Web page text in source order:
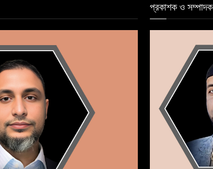
প্রকাশক ও সম্পাদক